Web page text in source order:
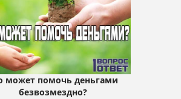
может помочь деньгами
безвозмездно?